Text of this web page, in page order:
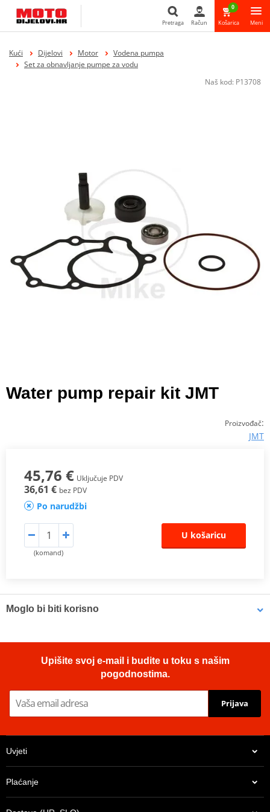
Pretraga Račun
0
Košarica Meni
Kući Dijelovi Motor
Vodena pumpa
Set za obnavljanje pumpe za vodu
Naš kod: P13708
Water pump repair kit JMT
Proizvođač:
JMT
45,76 € Uključuje PDV
36,61 € bez PDV
Po narudžbi
(komand)
U košaricu
Moglo bi biti korisno
Upišite svoj e-mail i budite u toku s našim
pogodnostima.
Prijava
Uvjeti
Plaćanje